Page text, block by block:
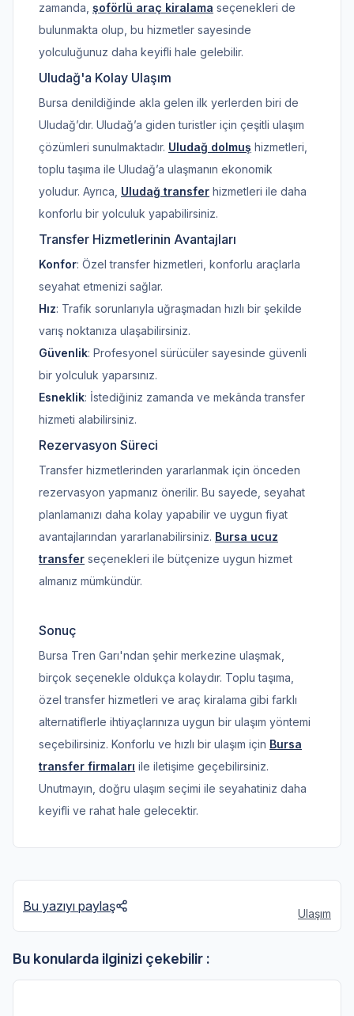
zamanda, şoförlü araç kiralama seçenekleri de
bulunmakta olup, bu hizmetler sayesinde
yolculuğunuz daha keyifli hale gelebilir.
Uludağ'a Kolay Ulaşım
Bursa denildiğinde akla gelen ilk yerlerden biri de
Uludağ’dır. Uludağ’a giden turistler için çeşitli ulaşım
çözümleri sunulmaktadır. Uludağ dolmuş hizmetleri,
toplu taşıma ile Uludağ’a ulaşmanın ekonomik
yoludur. Ayrıca, Uludağ transfer hizmetleri ile daha
konforlu bir yolculuk yapabilirsiniz.
Transfer Hizmetlerinin Avantajları
Konfor: Özel transfer hizmetleri, konforlu araçlarla
seyahat etmenizi sağlar.
Hız: Trafik sorunlarıyla uğraşmadan hızlı bir şekilde
varış noktanıza ulaşabilirsiniz.
Güvenlik: Profesyonel sürücüler sayesinde güvenli
bir yolculuk yaparsınız.
Esneklik: İstediğiniz zamanda ve mekânda transfer
hizmeti alabilirsiniz.
Rezervasyon Süreci
Transfer hizmetlerinden yararlanmak için önceden
rezervasyon yapmanız önerilir. Bu sayede, seyahat
planlamanızı daha kolay yapabilir ve uygun fiyat
avantajlarından yararlanabilirsiniz. Bursa ucuz
transfer seçenekleri ile bütçenize uygun hizmet
almanız mümkündür.
Sonuç
Bursa Tren Garı'ndan şehir merkezine ulaşmak,
birçok seçenekle oldukça kolaydır. Toplu taşıma,
özel transfer hizmetleri ve araç kiralama gibi farklı
alternatiflerle ihtiyaçlarınıza uygun bir ulaşım yöntemi
seçebilirsiniz. Konforlu ve hızlı bir ulaşım için Bursa
transfer firmaları ile iletişime geçebilirsiniz.
Unutmayın, doğru ulaşım seçimi ile seyahatiniz daha
keyifli ve rahat hale gelecektir.
Bu yazıyı paylaş Ulaşım
Bu konularda ilginizi çekebilir :